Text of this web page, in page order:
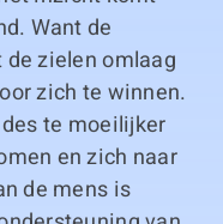
Want de
zielen omlaag
zich te winnen.
te moeilijker
en zich naar
de mens is